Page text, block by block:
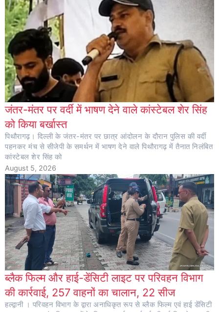
जंतर-मंतर पर वर्दी में भाषण देने वाले कांस्टेबल शेर सिंह
को किया बर्खास्त
पिथौरागढ़। दिल्ली के जंतर-मंतर पर छात्र आंदोलन के दौरान पुलिस की वर्दी
पहनकर मंच से सीजेपी के समर्थन में भाषण देने वाले पिथौरागढ़ में तैनात निलंबित
कांस्टेबल शेर सिंह को
August 5, 2026
ब्लैक फिल्म और हाई-डेंसिटी लाइट पर परिवहन विभाग
की कार्रवाई, 257 वाहनों का चालान, 22 सीज
हल्द्वानी । परिवहन विभाग के द्वारा अनाधिकृत रूप से ब्लैक फिल्म एवं हाई डेंसिटी